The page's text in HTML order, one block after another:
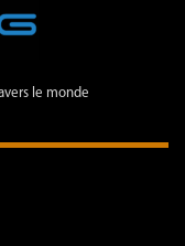
le monde